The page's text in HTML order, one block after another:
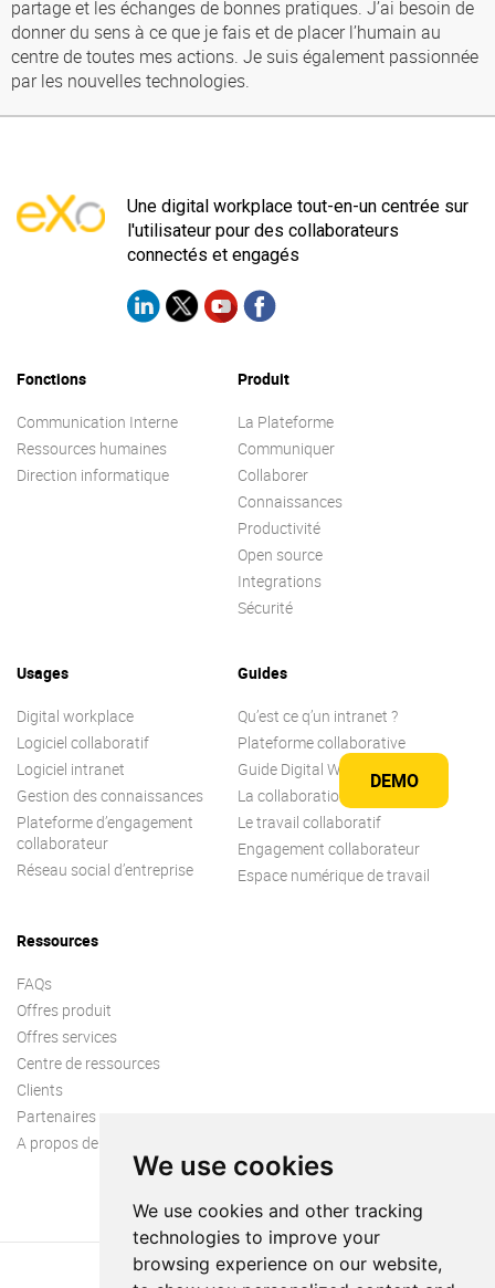
We use cookies
We use cookies and other tracking
technologies to improve your
browsing experience on our website,
DEMO
partage et les échanges de bonnes pratiques. J’ai besoin de
donner du sens à ce que je fais et de placer l’humain au
centre de toutes mes actions. Je suis également passionnée
par les nouvelles technologies.
Une digital workplace tout-en-un centrée sur
l'utilisateur pour des collaborateurs
connectés et engagés
Fonctions
Communication Interne
Ressources humaines
Direction informatique
Produit
La Plateforme
Communiquer
Collaborer
Connaissances
Productivité
Open source
Integrations
Sécurité
Usages
Digital workplace
Logiciel collaboratif
Logiciel intranet
Gestion des connaissances
Plateforme d’engagement
collaborateur
Réseau social d’entreprise
Guides
Qu’est ce q’un intranet ?
Plateforme collaborative
Guide Digital Workplace
La collaboration
Le travail collaboratif
Engagement collaborateur
Espace numérique de travail
Ressources
FAQs
Offres produit
Offres services
Centre de ressources
Clients
Partenaires
A propos de nous